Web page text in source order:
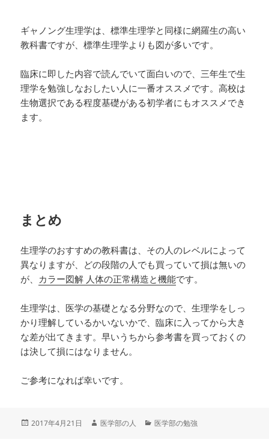
ギャノング生理学は、標準生理学と同様に網羅生の高い
教科書ですが、標準生理学よりも図が多いです。
臨床に即した内容で読んでいて面白いので、三年生で生
理学を勉強しなおしたい人に一番オススメです。高校は
生物選択である程度基礎がある初学者にもオススメでき
ます。
まとめ
生理学のおすすめの教科書は、その人のレベルによって
異なりますが、どの段階の人でも買っていて損は無いの
が、 カラー図解 人体の正常構造と機能です。
生理学は、医学の基礎となる分野なので、生理学をしっ
かり理解しているかいないかで、臨床に入ってから大き
な差が出てきます。早いうちから参考書を買っておくの
は決して損にはなりません。
ご参考になれば幸いです。
投
2017年4月21日
作
医学部の人
カ
医学部の勉強